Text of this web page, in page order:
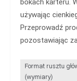
bokach karteru.
używając
Przeprowadź
pozostawiając
Format rusztu
(wymiary)